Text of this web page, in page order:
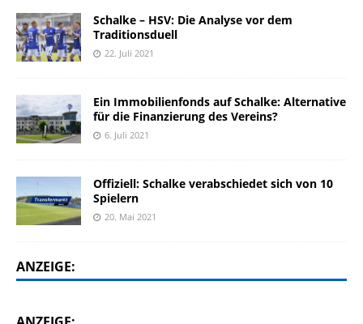
Schalke – HSV: Die Analyse vor dem
Traditionsduell
22. Juli 2021
Ein Immobilienfonds auf Schalke: Alternative
für die Finanzierung des Vereins?
6. Juli 2021
Offiziell: Schalke verabschiedet sich von 10
Spielern
20. Mai 2021
ANZEIGE: